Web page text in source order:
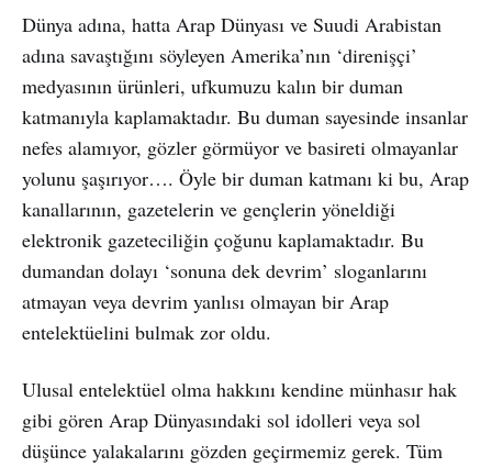
Dünya adına, hatta Arap Dünyası ve Suudi Arabistan
adına savaştığını söyleyen Amerika’nın ‘direnişçi’
medyasının ürünleri, ufkumuzu kalın bir duman
katmanıyla kaplamaktadır. Bu duman sayesinde insanlar
nefes alamıyor, gözler görmüyor ve basireti olmayanlar
yolunu şaşırıyor…. Öyle bir duman katmanı ki bu, Arap
kanallarının, gazetelerin ve gençlerin yöneldiği
elektronik gazeteciliğin çoğunu kaplamaktadır. Bu
dumandan dolayı ‘sonuna dek devrim’ sloganlarını
atmayan veya devrim yanlısı olmayan bir Arap
entelektüelini bulmak zor oldu.
Ulusal entelektüel olma hakkını kendine münhasır hak
gibi gören Arap Dünyasındaki sol idolleri veya sol
düşünce yalakalarını gözden geçirmemiz gerek. Tüm